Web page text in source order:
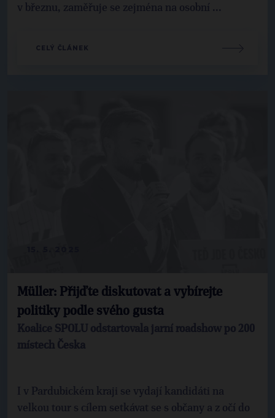
v březnu, zaměřuje se zejména na osobní ...
CELÝ ČLÁNEK
Müller: Přijďte diskutovat a vybírejte
politiky podle svého gusta
Koalice SPOLU odstartovala jarní roadshow po 200
místech Česka
I v Pardubickém kraji se vydají kandidáti na
velkou tour s cílem setkávat se s občany a z očí do